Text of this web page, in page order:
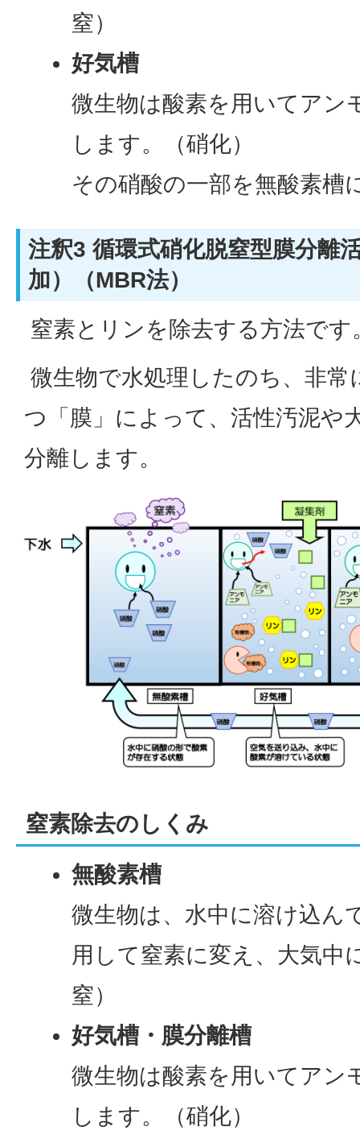
窒）
好気槽
微生物は酸素を用いてアン
します。（硝化）
その硝酸の一部を無酸素槽
注釈3 循環式硝化脱窒型膜分離
加）（MBR法）
窒素とリンを除去する方法です
微生物で水処理したのち、非
つ「膜」によって、活性汚泥や
分離します。
窒素除去のしくみ
無酸素槽
微生物は、水中に溶け込ん
用して窒素に変え、大気中
窒）
好気槽・膜分離槽
微生物は酸素を用いてアン
します。（硝化）